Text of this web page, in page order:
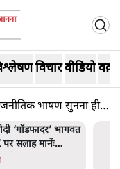
विचारवीडियो
भाषण सुनना ही
का माफीनामाः ये
बात है